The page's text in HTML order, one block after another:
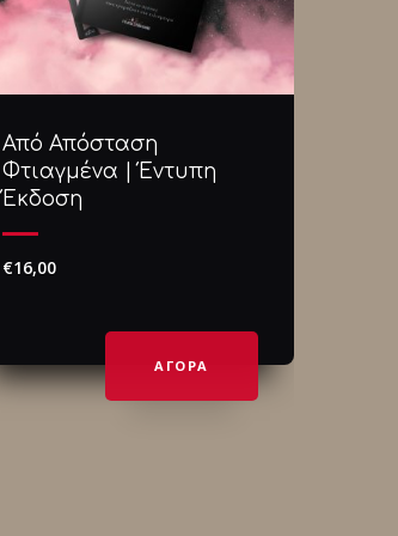
Από Απόσταση
Φτιαγμένα | Έντυπη
Έκδοση
€16,00
ΑΓΟΡΑ